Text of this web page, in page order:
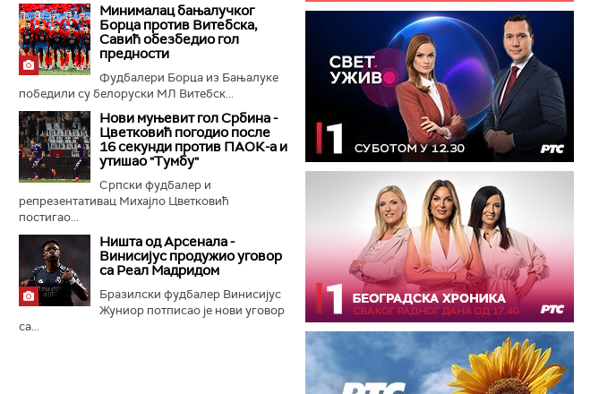
Минималац бањалучког
Борца против Витебска,
Савић обезбедио гол
предности
Фудбалери Борца из Бањалуке
победили су белоруски МЛ Витебск...
Нови муњевит гол Србина -
Цветковић погодио после
16 секунди против ПАОК-а и
утишао "Тумбу"
Српски фудбалер и
репрезентативац Михајло Цветковић
постигао...
Ништа од Арсенала -
Винисијус продужио уговор
са Реал Мадридом
Бразилски фудбалер Винисијус
Жуниор потписао је нови уговор
са...